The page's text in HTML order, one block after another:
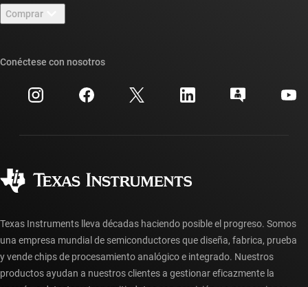
Sala de redacción
Eventos
Relaciones con los inversionistas
Foros de soporte de diseño de TI E2E™
Búsqueda de referencias cruzadas
Centro de atención al cliente
Preguntas frecuentes sobre la cuenta myTI
Comprar
Preguntas frecuentes sobre pedidos
Conéctese con nosotros
Texas Instruments lleva décadas haciendo posible el progreso. Somos
una empresa mundial de semiconductores que diseña, fabrica, prueba
y vende chips de procesamiento analógico e integrado. Nuestros
productos ayudan a nuestros clientes a gestionar eficazmente la